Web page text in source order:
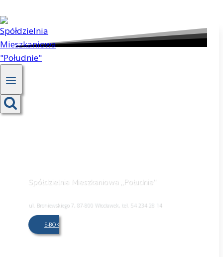
Przejdź
do
treści
Spółdzielnia Mieszkaniowa „Południe”
ul. Broniewskiego 7, 87-800 Włocławek, tel. 54 234 28 14
E-BOK